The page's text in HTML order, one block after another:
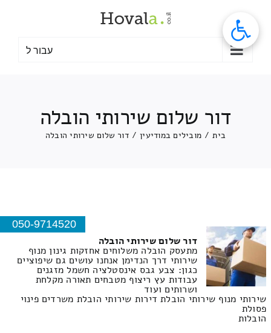
עבור ל
דור שלום שירותי הובלה
בית / מובילים במודיעין / דור שלום שירותי הובלה
050-9714520
דור שלום שירותי הובלה
מתעסק הובלה משלוחים אחזקות גינון מנוף
שירותי דרך הנדימן אנחנו עושים גם שיפוציים
כגון: צבע גבס אינסטלציה חשמל מזגנים
עבודות עץ ריצוף מטבחים תאורה מקלחת
ושרותים ועוד
שירותי מנוף שירותי הובלת דירות שירותי הובלת משרדים פינוי
פסולת
הובלות